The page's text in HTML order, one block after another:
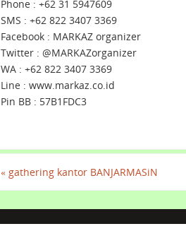
Phone : +62 31 5947609
SMS : +62 822 3407 3369
Facebook : MARKAZ organizer
Twitter : @MARKAZorganizer
WA : +62 822 3407 3369
Line : www.markaz.co.id
Pin BB : 57B1FDC3
« gathering kantor BANJARMASiN